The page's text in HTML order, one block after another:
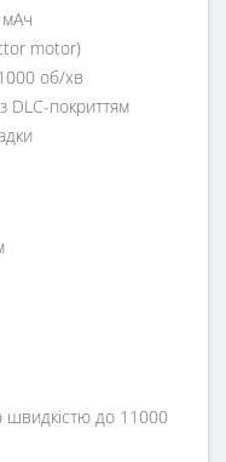
мАч
motor)
об/хв
DLC-покриттям
швидкістю до 11000